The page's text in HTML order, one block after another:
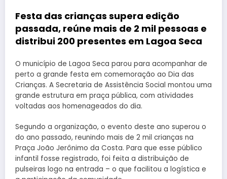
Festa das crianças supera edição
passada, reúne mais de 2 mil pessoas e
distribui 200 presentes em Lagoa Seca
O município de Lagoa Seca parou para acompanhar de
perto a grande festa em comemoração ao Dia das
Crianças. A Secretaria de Assistência Social montou uma
grande estrutura em praça pública, com atividades
voltadas aos homenageados do dia.
Segundo a organização, o evento deste ano superou o
do ano passado, reunindo mais de 2 mil crianças na
Praça João Jerônimo da Costa. Para que esse público
infantil fosse registrado, foi feita a distribuição de
pulseiras logo na entrada – o que facilitou a logística e